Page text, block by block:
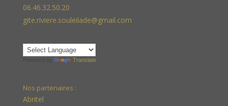
06.46.32.50.20
gite.riviere.souleilade@gmail.com
Translate
Nos partenaires :
Abritel